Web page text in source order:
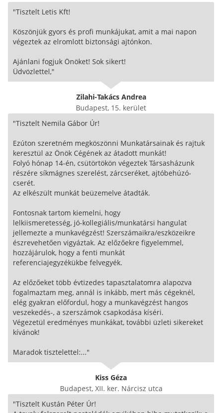
"Tisztelt Letis Kft!
Köszönjük gyors és profi munkájukat, amit a mai napon
végeztek az elromlott biztonsági ajtónkon.
Ajánlani fogjuk Önöket! Sok sikert!
Üdvözlettel,"
Zilahi-Takács Andrea
Budapest, 15. kerület
"Tisztelt Nemila Gábor Úr!
Ezúton szeretném megköszönni Munkatársainak és rajtuk
keresztül az Önök Cégének az átadott munkát!
Folyó hónap 14-én, csütörtökön végeztek Társasházunk
részére síkmágnes szerelést, zárcseréket, ajtóbehúzó-
cserét.
Az elkészült munkát beüzemelve átadták.
Fontosnak tartom kiemelni, hogy
lelkiismeretesség, jó-kollegiális/munkatársi hangulat
jellemezte a munkavégzést! Szerszámaikra/eszközeikre
észrevehetően vigyáztak. Az előzőekre figyelemmel,
hozzájárulok, hogy a fenti munkát
referenciajegyzékükbe felvegyék.
Az előzőeket több évtizedes tapasztalatomra alapozva
fogalmaztam meg, annál is inkább, mert más cégeknél,
elég gyakran előfordul, hogy a munkavégzést hangos
veszekedés-, a szerszámok csapkodása kíséri.
Végezetül eredményes munkákat, további üzleti sikereket
kívánok!
Maradok tisztelettel:..."
Kiss Géza
Budapest, XII. ker. Nárcisz utca
"Tisztelt Kustán Péter Úr!